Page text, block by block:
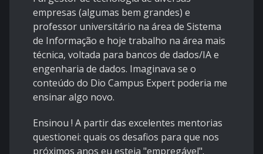
empresas (algumas bem grandes) e
professor universitário na área de Sistema
de Informação e hoje trabalho na área mais
técnica, voltada para bancos de dados/IA e
engenharia de dados. Imaginava se o
conteúdo do Dio Campus Expert poderia me
ensinar algo novo.
Ensinou ! A partir das excelentes mentorias
questionei: quais os desafios para que nos
próximos anos eu esteja "empregável".